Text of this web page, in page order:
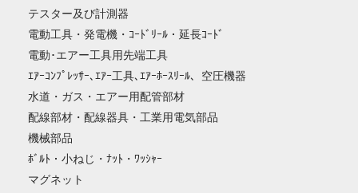
テスター及び計測器
電動工具・発電機・ｺｰﾄﾞﾘｰﾙ・延長ｺｰﾄﾞ
電動･エアー工具用先端工具
ｴｱｰｺﾝﾌﾟﾚｯｻｰ､ｴｱｰ工具､ｴｱｰﾎｰｽﾘｰﾙ、空圧機器
水道・ガス・エアー用配管部材
配線部材・配線器具・工業用電気部品
機械部品
ﾎﾞﾙﾄ・小ねじ・ﾅｯﾄ・ﾜｯｼｬｰ
マグネット